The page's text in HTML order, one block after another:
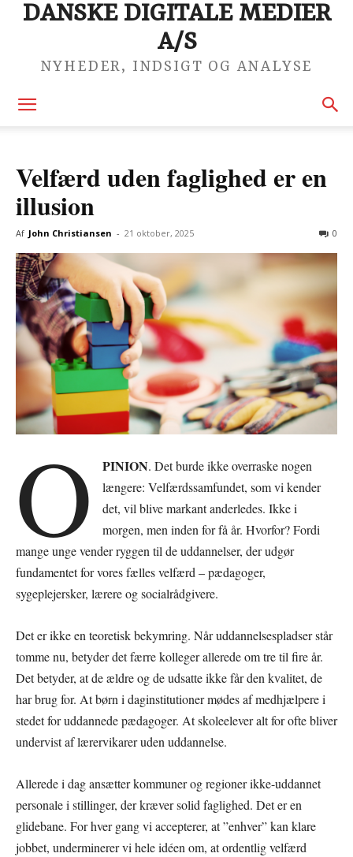
DANSKE DIGITALE MEDIER
A/S
NYHEDER, INDSIGT OG ANALYSE
Velfærd uden faglighed er en
illusion
Af John Christiansen - 21 oktober, 2025 0
O PINION. Det burde ikke overraske nogen
længere: Velfærdssamfundet, som vi kender
det, vil blive markant anderledes. Ikke i
morgen, men inden for få år. Hvorfor? Fordi
mange unge vender ryggen til de uddannelser, der udgør
fundamentet for vores fælles velfærd – pædagoger,
sygeplejersker, lærere og socialrådgivere.
Det er ikke en teoretisk bekymring. Når uddannelsespladser står
tomme nu, betyder det færre kolleger allerede om tre til fire år.
Det betyder, at de ældre og de udsatte ikke får den kvalitet, de
har brug for. At børn i daginstitutioner mødes af medhjælpere i
stedet for uddannede pædagoger. At skoleelever alt for ofte bliver
undervist af lærervikarer uden uddannelse.
Allerede i dag ansætter kommuner og regioner ikke-uddannet
personale i stillinger, der kræver solid faglighed. Det er en
glidebane. For hver gang vi accepterer, at ”enhver” kan klare
jobbet, underminerer vi hele idéen om, at ordentlig velfærd